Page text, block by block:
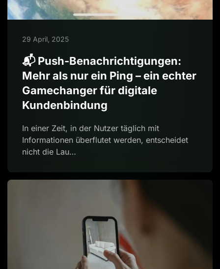
29 April, 2025
📬 Push-Benachrichtigungen:
Mehr als nur ein Ping – ein echter
Gamechanger für digitale
Kundenbindung
In einer Zeit, in der Nutzer täglich mit
Informationen überflutet werden, entscheidet
nicht die Lau…